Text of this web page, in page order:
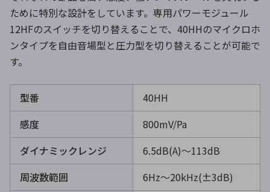
ために特別な設計をしています。専用パワーモジュール
12HFのスイッチを切り替えることで、40HHのマイクロホ
ンタイプを自由音場型と圧力型を切り替えることが可能で
す。
型番
40HH
感度
800mV/Pa
ダイナミックレンジ
6.5dB(A)～113dB
周波数範囲
6Hz～20kHz(±3dB)